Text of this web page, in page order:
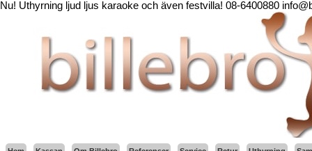
Nu! Uthyrning ljud ljus karaoke och även festvilla! 08-6400880